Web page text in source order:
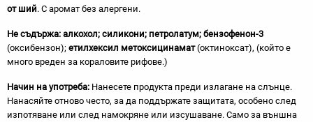
от ший. С аромат без алергени.
Не съдържа: алкохол; силикони; петролатум; бензофенон-3
(оксибензон); етилхексил метоксицинамат(октиноксат), (който е
много вреден за кораловите рифове.)
Начин на употреба: Нанесете продукта преди излагане на слънце.
Нанасяйте отново често, за да поддържате защитата, особено след
изпотяване или след намокряне или изсушаване. Само за външна